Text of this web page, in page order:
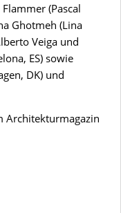
(Pascal
Ghotmeh (Lina
Veiga und
ES) sowie
DK) und
Architekturmagazin